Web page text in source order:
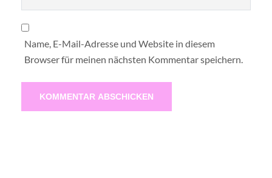
Name, E-Mail-Adresse und Website in diesem
Browser für meinen nächsten Kommentar speichern.